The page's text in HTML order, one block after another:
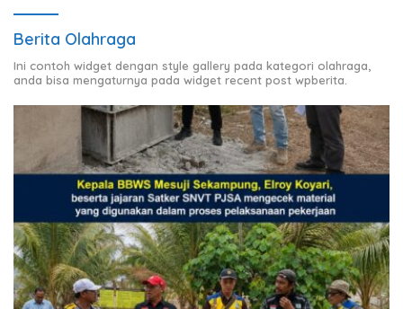
Berita Olahraga
Ini contoh widget dengan style gallery pada kategori olahraga,
anda bisa mengaturnya pada widget recent post wpberita.